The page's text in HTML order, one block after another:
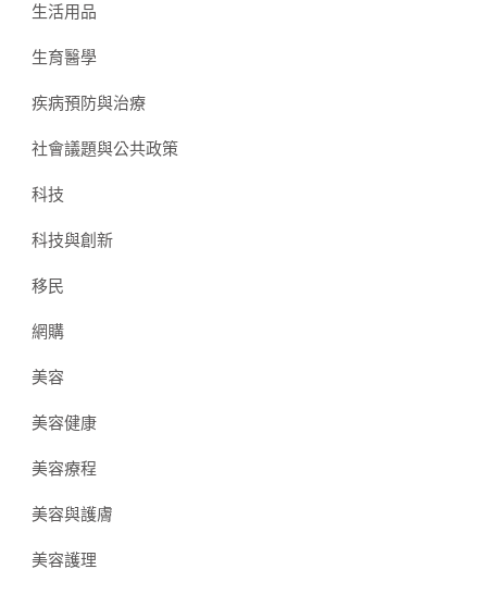
生活用品
生育醫學
疾病預防與治療
社會議題與公共政策
科技
科技與創新
移民
網購
美容
美容健康
美容療程
美容與護膚
美容護理